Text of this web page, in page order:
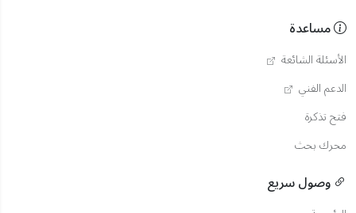
مساعدة
الأسئلة الشائعة
الدعم الفني
فتح تذكرة
محرك بحث
وصول سريع